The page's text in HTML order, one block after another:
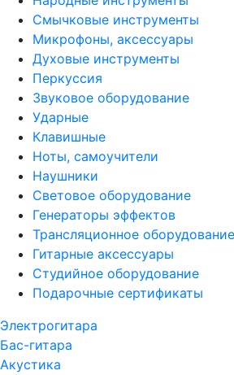
Смычковые инструменты
Микрофоны, аксессуары
Духовые инструменты
Перкуссия
Звуковое оборудование
Ударные
Клавишные
Ноты, самоучители
Наушники
Световое оборудование
Генераторы эффектов
Трансляционное оборудование
Гитарные аксессуары
Студийное оборудование
Подарочные сертификаты
Электрогитара
Бас-гитара
Акустика